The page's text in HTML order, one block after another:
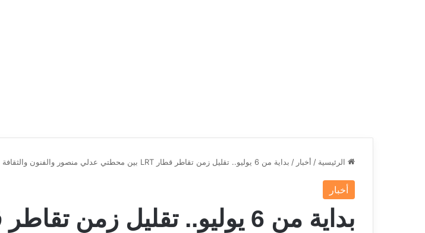
الرئيسية / أخبار / بداية من 6 يوليو.. تقليل زمن تقاطر قطار LRT بين محطتي عدلي منصور والفنون والثقافة
أخبار
بداية من 6 يوليو.. تقليل زمن